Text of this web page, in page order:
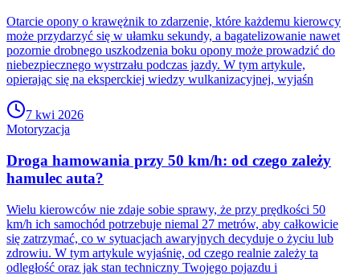
Otarcie opony o krawężnik to zdarzenie, które każdemu kierowcy
może przydarzyć się w ułamku sekundy, a bagatelizowanie nawet
pozornie drobnego uszkodzenia boku opony może prowadzić do
niebezpiecznego wystrzału podczas jazdy. W tym artykule,
opierając się na eksperckiej wiedzy wulkanizacyjnej, wyjaśn
7 kwi 2026
Motoryzacja
Droga hamowania przy 50 km/h: od czego zależy
hamulec auta?
Wielu kierowców nie zdaje sobie sprawy, że przy prędkości 50
km/h ich samochód potrzebuje niemal 27 metrów, aby całkowicie
się zatrzymać, co w sytuacjach awaryjnych decyduje o życiu lub
zdrowiu. W tym artykule wyjaśnię, od czego realnie zależy ta
odległość oraz jak stan techniczny Twojego pojazdu i